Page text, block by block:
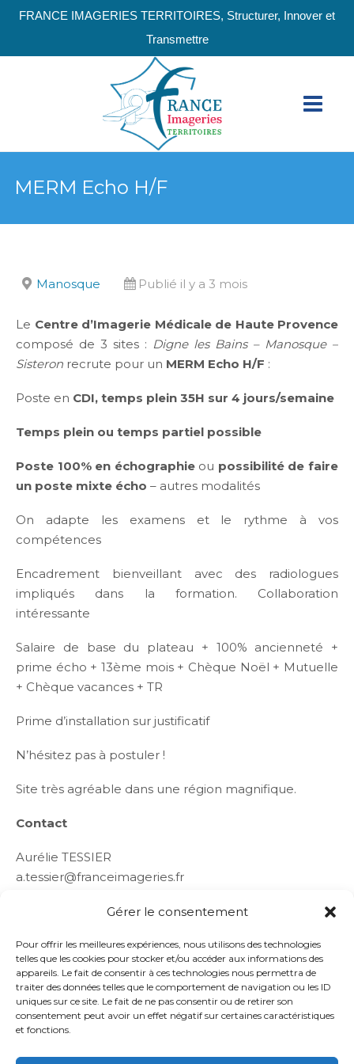
FRANCE IMAGERIES TERRITOIRES, Structurer, Innover et
Transmettre
Gérer le consentement
Pour offrir les meilleures expériences, nous utilisons des technologies
telles que les cookies pour stocker et/ou accéder aux informations des
appareils. Le fait de consentir à ces technologies nous permettra de
traiter des données telles que le comportement de navigation ou les ID
uniques sur ce site. Le fait de ne pas consentir ou de retirer son
consentement peut avoir un effet négatif sur certaines caractéristiques
et fonctions.
MERM Echo H/F
Manosque Publié il y a 3 mois
Le Centre d’Imagerie Médicale de Haute Provence
composé de 3 sites : Digne les Bains – Manosque –
Sisteron recrute pour un MERM Echo H/F :
Poste en CDI, temps plein 35H sur 4 jours/semaine
Temps plein ou temps partiel possible
Poste 100% en échographieou possibilité de faire
un poste mixte écho – autres modalités
On adapte les examens et le rythme à vos
compétences
Encadrement bienveillant avec des radiologues
impliqués dans la formation. Collaboration
intéressante
Salaire de base du plateau + 100% ancienneté +
prime écho + 13ème mois + Chèque Noël + Mutuelle
+ Chèque vacances + TR
Prime d’installation sur justificatif
N’hésitez pas à postuler !
Site très agréable dans une région magnifique.
Contact
Aurélie TESSIER
a.tessier@franceimageries.fr